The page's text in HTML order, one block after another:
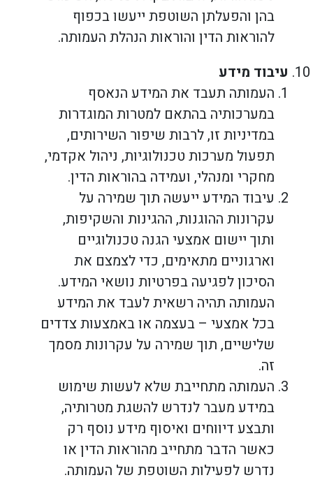
בהן והפעלתן השוטפת ייעשו בכפוף
להוראות הדין והוראות הנהלת העמותה.
עיבוד מידע
העמותה תעבד את המידע הנאסף
במערכותיה בהתאם למטרות המוגדרות
במדיניות זו, לרבות שיפור השירותים,
תפעול מערכות טכנולוגיות, ניהול אקדמי,
מחקרי ומנהלי, ועמידה בהוראות הדין.
עיבוד המידע ייעשה תוך שמירה על
עקרונות ההוגנות, ההגינות והשקיפות,
ותוך יישום אמצעי הגנה טכנולוגיים
וארגוניים מתאימים, כדי לצמצם את
הסיכון לפגיעה בפרטיות נושאי המידע.
העמותה תהיה רשאית לעבד את המידע
בכל אמצעי – בעצמה או באמצעות צדדים
שלישיים, תוך שמירה על עקרונות מסמך
זה.
העמותה מתחייבת שלא לעשות שימוש
במידע מעבר לנדרש להשגת מטרותיה,
ותבצע דיווחים ואיסוף מידע נוסף רק
כאשר הדבר מתחייב מהוראות הדין או
נדרש לפעילות השוטפת של העמותה.